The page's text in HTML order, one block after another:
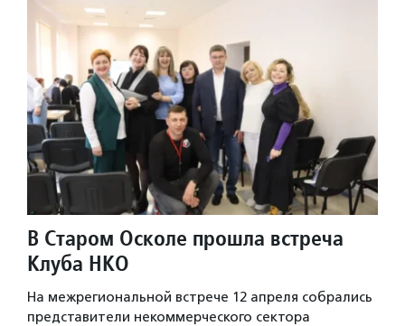
В Старом Осколе прошла встреча
Клуба НКО
На межрегиональной встрече 12 апреля собрались
представители некоммерческого сектора